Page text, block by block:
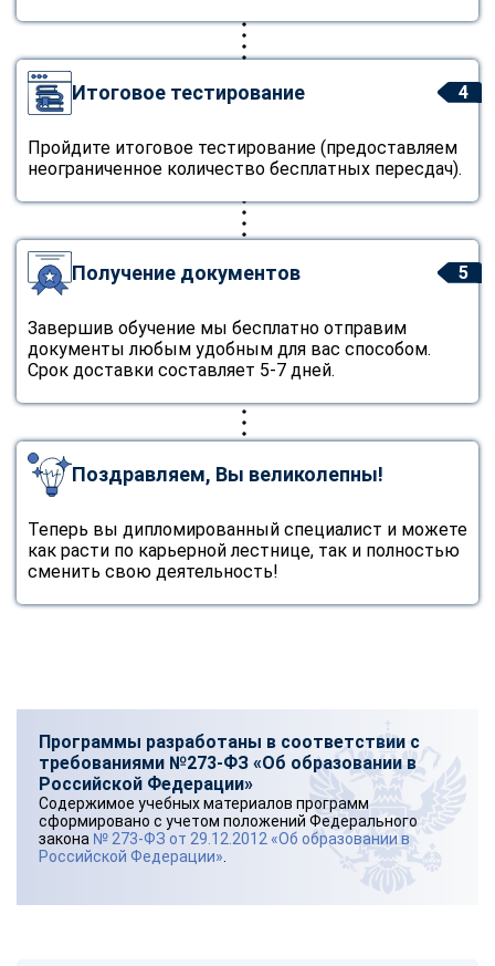
4
Итоговое тестирование
Пройдите итоговое тестирование (предоставляем
неограниченное количество бесплатных пересдач).
5
Получение документов
Завершив обучение мы бесплатно отправим
документы любым удобным для вас способом.
Срок доставки составляет 5-7 дней.
Поздравляем, Вы великолепны!
Теперь вы дипломированный специалист и можете
как расти по карьерной лестнице, так и полностью
сменить свою деятельность!
Программы разработаны в соответствии с
требованиями №273-ФЗ «Об образовании в
Российской Федерации»
Содержимое учебных материалов программ
сформировано с учетом положений Федерального
закона № 273-ФЗ от 29.12.2012 «Об образовании в
Российской Федерации»